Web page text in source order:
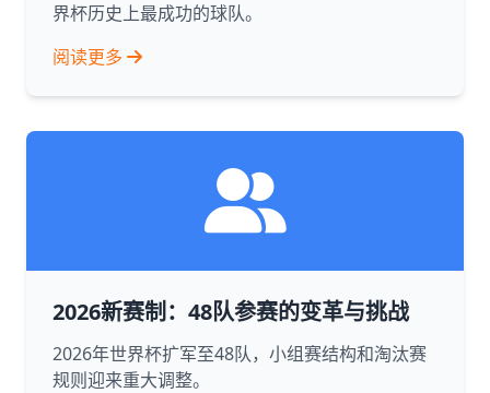
界杯历史上最成功的球队。
阅读更多
2026新赛制：48队参赛的变革与挑战
2026年世界杯扩军至48队，小组赛结构和淘汰赛
规则迎来重大调整。